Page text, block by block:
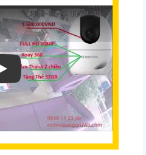
Xem video Camera Hikvision DS-